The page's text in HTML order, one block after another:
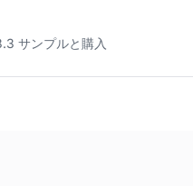
サンプルと購入